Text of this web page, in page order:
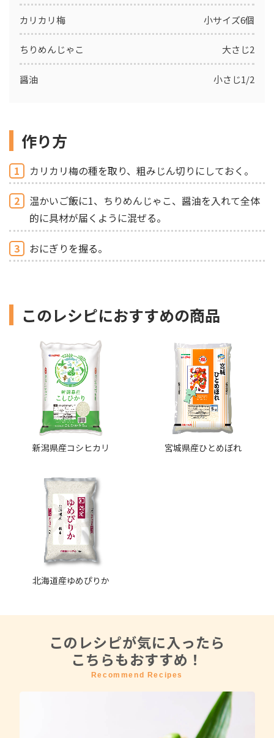
カリカリ梅 小サイズ6個
ちりめんじゃこ 大さじ2
醤油 小さじ1/2
作り方
1 カリカリ梅の種を取り、粗みじん切りにしておく。
2
温かいご飯に1、ちりめんじゃこ、醤油を入れて全体
的に具材が届くように混ぜる。
3 おにぎりを握る。
このレシピにおすすめの商品
新潟県産コシヒカリ 宮城県産ひとめぼれ
北海道産ゆめぴりか
このレシピが気に入ったら
こちらもおすすめ！
Recommend Recipes